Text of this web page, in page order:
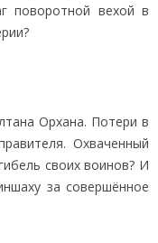
поворотной вехой в
Орхана. Потери в
Охваченный
своих воинов? И
за совершённое